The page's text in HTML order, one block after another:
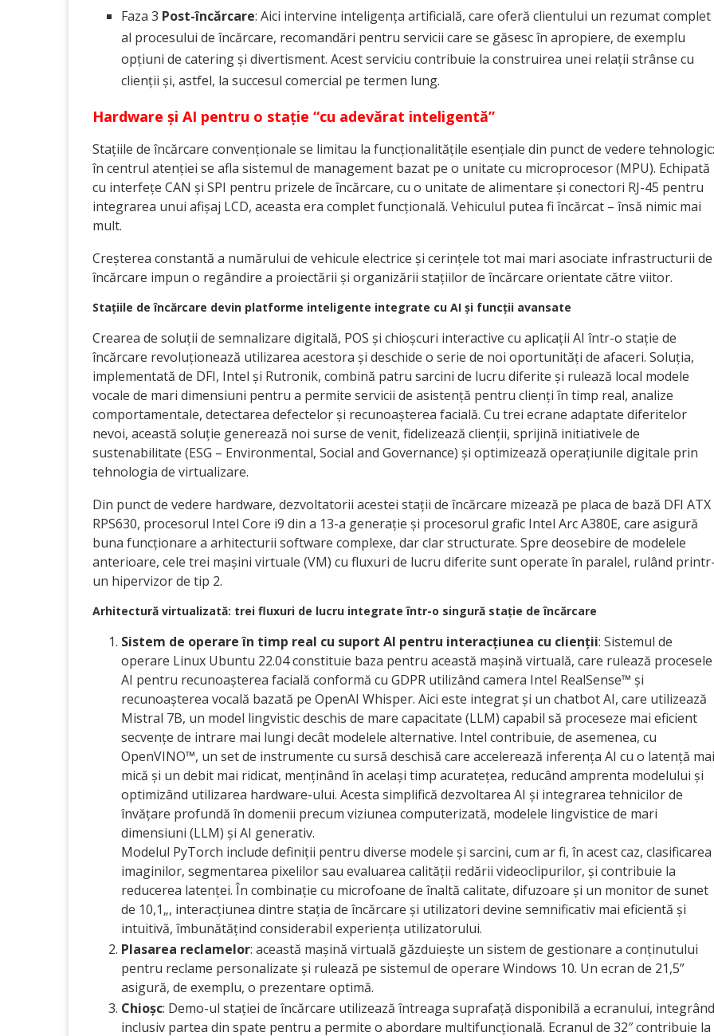
Faza 3 Post-încărcare: Aici intervine inteligența artificială, care oferă clientului un rezumat complet
al procesului de încărcare, recomandări pentru servicii care se găsesc în apropiere, de exemplu
opțiuni de catering și divertisment. Acest serviciu contribuie la construirea unei relații strânse cu
clienții și, astfel, la succesul comercial pe termen lung.
Hardware și AI pentru o stație “cu adevărat inteligentă”
Stațiile de încărcare convenționale se limitau la funcționalitățile esențiale din punct de vedere tehnologic:
în centrul atenției se afla sistemul de management bazat pe o unitate cu microprocesor (MPU). Echipată
cu interfețe CAN și SPI pentru prizele de încărcare, cu o unitate de alimentare și conectori RJ-45 pentru
integrarea unui afișaj LCD, aceasta era complet funcțională. Vehiculul putea fi încărcat – însă nimic mai
mult.
Creșterea constantă a numărului de vehicule electrice și cerințele tot mai mari asociate infrastructurii de
încărcare impun o regândire a proiectării și organizării stațiilor de încărcare orientate către viitor.
Stațiile de încărcare devin platforme inteligente integrate cu AI și funcții avansate
Crearea de soluții de semnalizare digitală, POS și chioșcuri interactive cu aplicații AI într-o stație de
încărcare revoluționează utilizarea acestora și deschide o serie de noi oportunități de afaceri. Soluția,
implementată de DFI, Intel și Rutronik, combină patru sarcini de lucru diferite și rulează local modele
vocale de mari dimensiuni pentru a permite servicii de asistență pentru clienți în timp real, analize
comportamentale, detectarea defectelor și recunoașterea facială. Cu trei ecrane adaptate diferitelor
nevoi, această soluție generează noi surse de venit, fidelizează clienții, sprijină initiativele de
sustenabilitate (ESG – Environmental, Social and Governance) și optimizează operațiunile digitale prin
tehnologia de virtualizare.
Din punct de vedere hardware, dezvoltatorii acestei stații de încărcare mizează pe placa de bază DFI ATX
RPS630, procesorul Intel Core i9 din a 13-a generație și procesorul grafic Intel Arc A380E, care asigură
buna funcționare a arhitecturii software complexe, dar clar structurate. Spre deosebire de modelele
anterioare, cele trei mașini virtuale (VM) cu fluxuri de lucru diferite sunt operate în paralel, rulând
un hipervizor de tip 2.
Arhitectură virtualizată: trei fluxuri de lucru integrate într-o singură stație de încărcare
Sistem de operare în timp real cu suport AI pentru interacțiunea cu clienții: Sistemul de
operare Linux Ubuntu 22.04 constituie baza pentru această mașină virtuală, care rulează procesele
AI pentru recunoașterea facială conformă cu GDPR utilizând camera Intel RealSense™ și
recunoașterea vocală bazată pe OpenAI Whisper. Aici este integrat și un chatbot AI, care utilizează
Mistral 7B, un model lingvistic deschis de mare capacitate (LLM) capabil să proceseze mai eficient
secvențe de intrare mai lungi decât modelele alternative. Intel contribuie, de asemenea, cu
OpenVINO™, un set de instrumente cu sursă deschisă care accelerează inferența AI cu o latență mai
mică și un debit mai ridicat, menținând în același timp acuratețea, reducând amprenta modelului și
optimizând utilizarea hardware-ului. Acesta simplifică dezvoltarea AI și integrarea tehnicilor de
învățare profundă în domenii precum viziunea computerizată, modelele lingvistice de mari
dimensiuni (LLM) și AI generativ.
Modelul PyTorch include definiții pentru diverse modele și sarcini, cum ar fi, în acest caz, clasificarea
imaginilor, segmentarea pixelilor sau evaluarea calității redării videoclipurilor, și contribuie la
reducerea latenței. În combinație cu microfoane de înaltă calitate, difuzoare și un monitor de sunet
de 10,1„, interacțiunea dintre stația de încărcare și utilizatori devine semnificativ mai eficientă și
intuitivă, îmbunătățind considerabil experiența utilizatorului.
Plasarea reclamelor: această mașină virtuală găzduiește un sistem de gestionare a conținutului
pentru reclame personalizate și rulează pe sistemul de operare Windows 10. Un ecran de 21,5”
asigură, de exemplu, o prezentare optimă.
Chioșc: Demo-ul stației de încărcare utilizează întreaga suprafață disponibilă a ecranului, integrând
inclusiv partea din spate pentru a permite o abordare multifuncțională. Ecranul de 32″ contribuie la